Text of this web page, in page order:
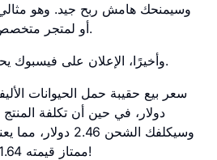
وسيمنحك هامش ربح جيد. وهو مثالي
أو لمتجر متخصص في الحيوانات الأليفة.
وأخيرًا، الإعلان على فيسبوك يحظى بكثير من التفاعل.
وسيكلفك الشحن
ممتاز قيمته 21.64 دولار. ابدأ ببيعه الآن!